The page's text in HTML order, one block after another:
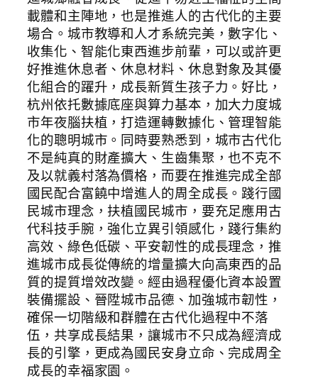
載體和主陣地，也是推進人的古代化的主要
場合。城市教導和人才系統完美，數字化、
收集化、智能化東西進步前輩，可以或許更
好推進休息者、休息材料、休息對象及其優
化組合的躍升，成長新質生孩子力。好比，
杭州依托數據底座與算力基本，加大力度城
市年夜腦扶植，打造運轉數據化、管理智能
化的聰明城市。同時要熟悉到，城市古代化
不是純真的財產擴大、生齒集聚，也不克不
及以就義村落為價格，而要在推進完成全部
國民配合富饒中增進人的周全成長。踐行國
民城市理念，扶植國民城市，要充足應用古
代科技手腕，強化立異引領感化，踐行集約
高效、綠色低碳、平安韌性的成長理念，推
進城市成長從傳統的增量擴大向高東西的品
質的提質增效改變。經由過程優化資本設置
裝備擺設、晉陞城市品德、加強城市韌性，
確保一切階級和群體在古代化過程中不落
伍，共享成長結果，讓城市不只成為經濟成
長的引擎，更成為國民安身立命、完成周全
成長的幸福家園。